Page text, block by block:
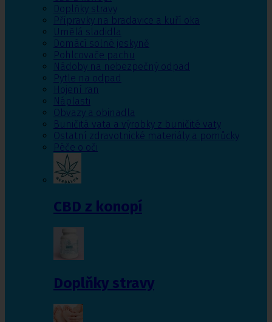
Doplňky stravy
Přípravky na bradavice a kuří oka
Umělá sladidla
Domácí solné jeskyně
Pohlcovače pachu
Nádoby na nebezpečný odpad
Pytle na odpad
Hojení ran
Náplasti
Obvazy a obinadla
Buničitá vata a výrobky z buničité vaty
Ostatní zdravotnické materiály a pomůcky
Péče o oči
CBD z konopí
Doplňky stravy